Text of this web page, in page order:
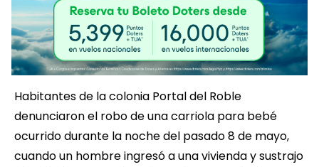
Habitantes de la colonia Portal del Roble
denunciaron el robo de una carriola para bebé
ocurrido durante la noche del pasado 8 de mayo,
cuando un hombre ingresó a una vivienda y sustrajo